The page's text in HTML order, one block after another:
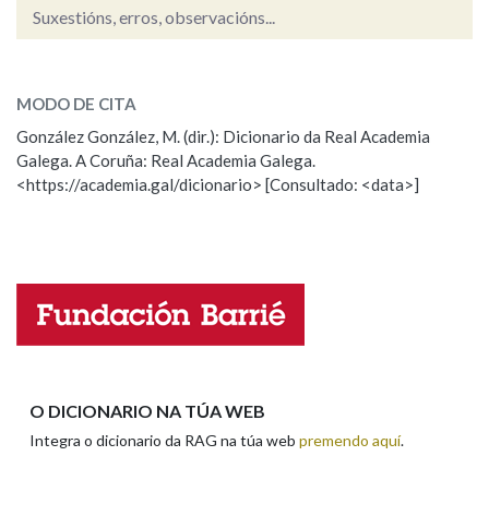
OUTRAS OPCIÓNS DE BUSCA
Marcas gramaticais
Suxestións, erros, observacións...
ESCOLLE UNHA OPCIÓN:
Observación Hai un erro na palabra
Propoño mellorar a definición
Nome
MODO DE CITA
González González, M. (dir.): Dicionario da Real Academia
Galega. A Coruña: Real Academia Galega.
<https://academia.gal/dicionario> [Consultado: <data>]
O DICIONARIO NA TÚA WEB
Integra o dicionario da RAG na túa web premendo aquí.